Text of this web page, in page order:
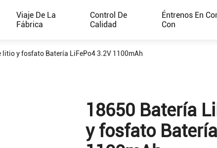
Viaje De La
Fábrica
Control De
Calidad
Éntrenos En
Con
litio y fosfato Batería LiFePo4 3.2V 1100mAh
18650 Batería
y fosfato